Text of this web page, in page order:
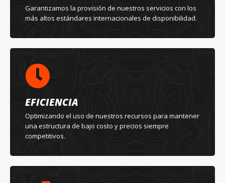
Garantizamos la provisión de nuestros servicios con los
más altos estándares internacionales de disponibilidad.
EFICIENCIA
Optimizando el uso de nuestros recursos para mantener
una estructura de bajo costo y precios siempre
competitivos.